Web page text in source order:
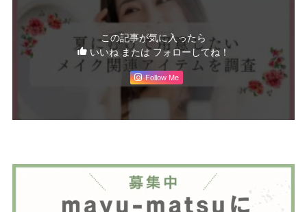
この記事が気に入ったら
いいね または フォローしてね！
Follow Me